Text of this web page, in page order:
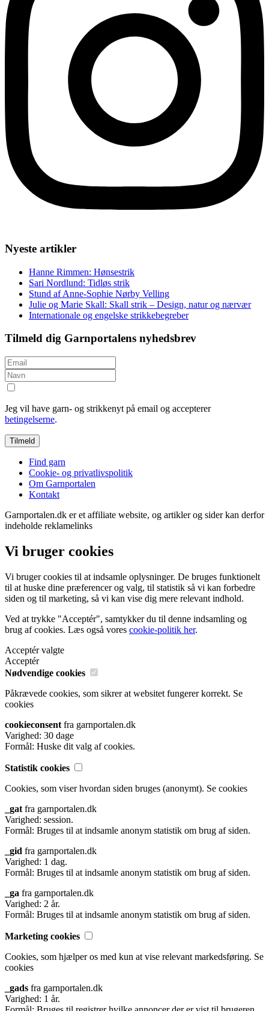
Nyeste artikler
Hanne Rimmen: Hønsestrik
Sari Nordlund: Tidløs strik
Stund af Anne-Sophie Nørby Velling
Julie og Marie Skall: Skall strik – Design, natur og nærvær
Internationale og engelske strikkebegreber
Tilmeld dig Garnportalens nyhedsbrev
Jeg vil have garn- og strikkenyt på email og accepterer
betingelserne.
Find garn
Cookie- og privatlivspolitik
Om Garnportalen
Kontakt
Garnportalen.dk er et affiliate website, og artikler og sider kan derfor
indeholde reklamelinks
Vi bruger cookies
Vi bruger cookies til at indsamle oplysninger. De bruges funktionelt
til at huske dine præferencer og valg, til statistik så vi kan forbedre
siden og til marketing, så vi kan vise dig mere relevant indhold.
Ved at trykke "Acceptér", samtykker du til denne indsamling og
brug af cookies. Læs også vores cookie-politik her.
Acceptér valgte
Acceptér
Nødvendige cookies
Påkrævede cookies, som sikrer at websitet fungerer korrekt. Se
cookies
cookieconsent fra garnportalen.dk
Varighed: 30 dage
Formål: Huske dit valg af cookies.
Statistik cookies
Cookies, som viser hvordan siden bruges (anonymt). Se cookies
_gat fra garnportalen.dk
Varighed: session.
Formål: Bruges til at indsamle anonym statistik om brug af siden.
_gid fra garnportalen.dk
Varighed: 1 dag.
Formål: Bruges til at indsamle anonym statistik om brug af siden.
_ga fra garnportalen.dk
Varighed: 2 år.
Formål: Bruges til at indsamle anonym statistik om brug af siden.
Marketing cookies
Cookies, som hjælper os med kun at vise relevant markedsføring. Se
cookies
_gads fra garnportalen.dk
Varighed: 1 år.